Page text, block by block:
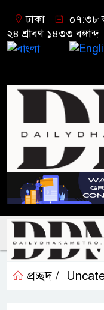
ঢাকা
০৭:৩৮
২৪ শ্রাবণ ১৪৩৩ বঙ্গাব্দ
প্রচ্ছদ /